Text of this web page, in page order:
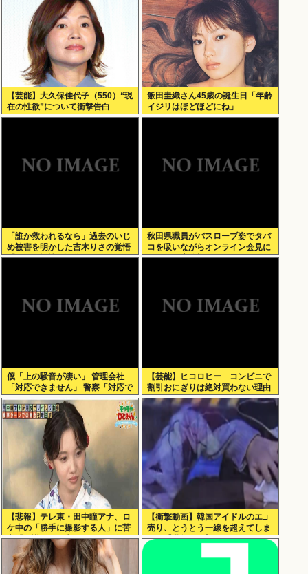
【芸能】大久保佳代子（550）“現
在の性欲”について衝撃告白
飯田圭織さん45歳の誕生日「年齢
イジリはほどほどにね」
「誰か救われるなら」過去のいじ
め被害を明かした吉木りさの覚悟
「つらい記憶は浄化できた。子ど
秋田県職員がバスローブ姿でタバ
コを吸いながらオンライン会見に
どこのお貴族様だよw
僕「上の騒音が凄い」 管理会社
「対応できません」 警察「対応で
きません」
【芸能】ヒコロヒー コンビニで
割引おにぎりは絶対買わない理由
【悲報】テレ東・田中瞳アナ、ロ
ケ中の「勝手に撮影する人」に苦
言「面識のない方にカメラを向け
られるのは恐怖」
【衝撃動画】韓国アイドルのエ□
売り、とうとう一線を超えてしま
う！【乳首あり】